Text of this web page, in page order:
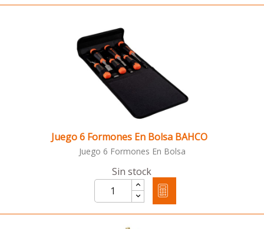
Juego 6 Formones En Bolsa BAHCO
Juego 6 Formones En Bolsa
Sin stock